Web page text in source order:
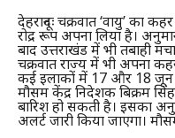
देहरादूनः चक्रवात ‘वायु’ का
रोद्र रूप अपना लिया है।
बाद उत्तराखंड में भी तबाही
चक्रवात राज्य में भी अपना
कई इलाकों में 17 और 18 जून
मौसम केंद्र निदेशक बिक्रम
बारिश हो सकती है। इसका
अलर्ट जारी किया जाएगा।